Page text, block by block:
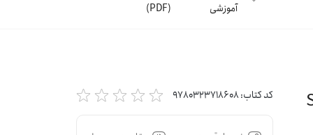
آموزشی
(PDF)
کد کتاب:9780323718608